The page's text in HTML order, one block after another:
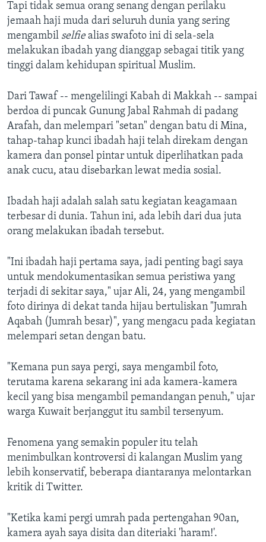
Tapi tidak semua orang senang dengan perilaku
jemaah haji muda dari seluruh dunia yang sering
mengambil selfiealias swafoto ini di sela-sela
melakukan ibadah yang dianggap sebagai titik yang
tinggi dalam kehidupan spiritual Muslim.
Dari Tawaf -- mengelilingi Kabah di Makkah -- sampai
berdoa di puncak Gunung Jabal Rahmah di padang
Arafah, dan melempari "setan" dengan batu di Mina,
tahap-tahap kunci ibadah haji telah direkam dengan
kamera dan ponsel pintar untuk diperlihatkan pada
anak cucu, atau disebarkan lewat media sosial.
Ibadah haji adalah salah satu kegiatan keagamaan
terbesar di dunia. Tahun ini, ada lebih dari dua juta
orang melakukan ibadah tersebut.
"Ini ibadah haji pertama saya, jadi penting bagi saya
untuk mendokumentasikan semua peristiwa yang
terjadi di sekitar saya," ujar Ali, 24, yang mengambil
foto dirinya di dekat tanda hijau bertuliskan "Jumrah
Aqabah (Jumrah besar)", yang mengacu pada kegiatan
melempari setan dengan batu.
"Kemana pun saya pergi, saya mengambil foto,
terutama karena sekarang ini ada kamera-kamera
kecil yang bisa mengambil pemandangan penuh," ujar
warga Kuwait berjanggut itu sambil tersenyum.
Fenomena yang semakin populer itu telah
menimbulkan kontroversi di kalangan Muslim yang
lebih konservatif, beberapa diantaranya melontarkan
kritik di Twitter.
"Ketika kami pergi umrah pada pertengahan 90an,
kamera ayah saya disita dan diteriaki 'haram!'.